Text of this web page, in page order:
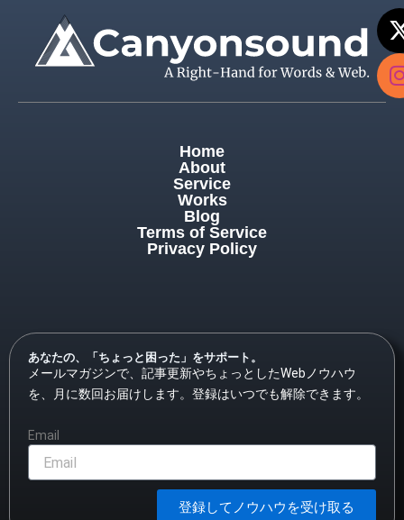
i
Home
About
Service
Works
Blog
Terms of Service
Privacy Policy
あなたの、「ちょっと困った」をサポート。
メールマガジンで、記事更新やちょっとしたWebノウハウ
を、月に数回お届けします。登録はいつでも解除できます。
Email
登録してノウハウを受け取る